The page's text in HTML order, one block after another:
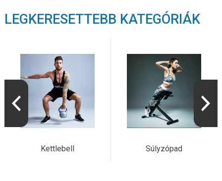
LEGKERESETTEBB KATEGÓRIÁK
Kettlebell Súlyzópad